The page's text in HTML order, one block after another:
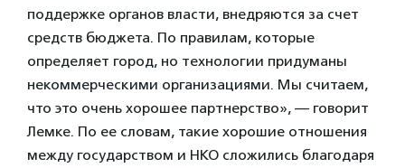
поддержке органов власти, внедряются за счет
средств бюджета. По правилам, которые
определяет город, но технологии придуманы
некоммерческими организациями. Мы считаем,
что это очень хорошее партнерство», — говорит
Лемке. По ее словам, такие хорошие отношения
между государством и НКО сложились благодаря